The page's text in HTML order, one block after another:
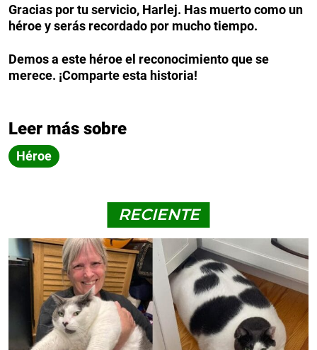
Gracias por tu servicio, Harlej. Has muerto como un
héroe y serás recordado por mucho tiempo.
Demos a este héroe el reconocimiento que se
merece. ¡Comparte esta historia!
Leer más sobre
Héroe
RECIENTE